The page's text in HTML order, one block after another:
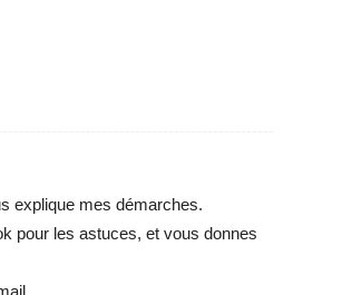
explique mes démarches.
pour les astuces, et vous donnes